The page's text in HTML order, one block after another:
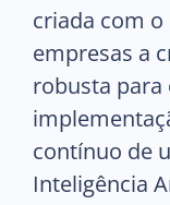
criada com
empresas a
robusta para
contínuo de
Inteligência